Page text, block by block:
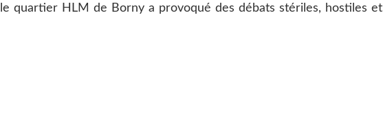
quartier HLM de Borny a provoqué des débats stériles, hostiles et